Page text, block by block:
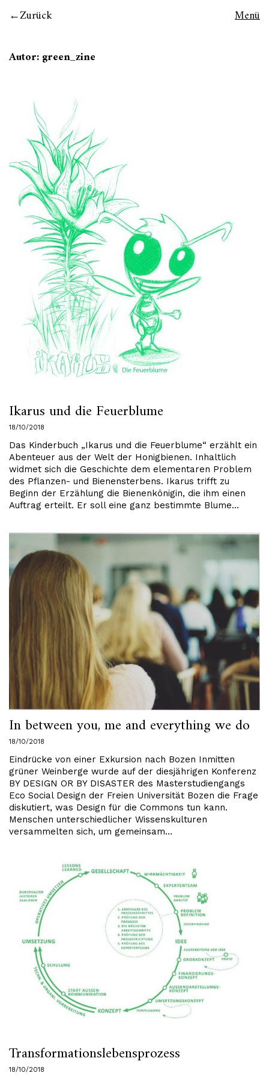
Zurück Menü
Autor:green_zine
Ikarus und die Feuerblume
18/10/2018
Das Kinderbuch „Ikarus und die Feuerblume“ erzählt ein
Abenteuer aus der Welt der Honigbienen. Inhaltlich
widmet sich die Geschichte dem elementaren Problem
des Pflanzen- und Bienensterbens. Ikarus trifft zu
Beginn der Erzählung die Bienenkönigin, die ihm einen
Auftrag erteilt. Er soll eine ganz bestimmte Blume…
In between you, me and everything we do
18/10/2018
Eindrücke von einer Exkursion nach Bozen Inmitten
grüner Weinberge wurde auf der diesjährigen Konferenz
BY DESIGN OR BY DISASTER des Masterstudiengangs
Eco Social Design der Freien Universität Bozen die Frage
diskutiert, was Design für die Commons tun kann.
Menschen unterschiedlicher Wissenskulturen
versammelten sich, um gemeinsam…
Transformationslebensprozess
18/10/2018